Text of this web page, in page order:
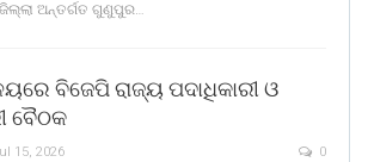
ଅନ୍ତର୍ଗତ ଗୁଣୁପୁର…
ବିଜେପି ରାଜ୍ୟ ପଦାଧିକାରୀ ଓ
ବୈଠକ
15, 2026 0